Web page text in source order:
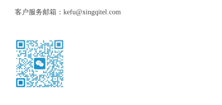
客户服务邮箱：kefu@xingqitel.com